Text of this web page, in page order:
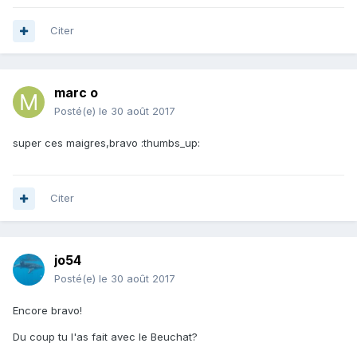
Citer
marc o
Posté(e) le 30 août 2017
super ces maigres,bravo :thumbs_up:
Citer
jo54
Posté(e) le 30 août 2017
Encore bravo!
Du coup tu l'as fait avec le Beuchat?